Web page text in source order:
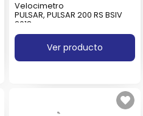
Velocimetro
PULSAR, PULSAR 200 RS BSIV
2018
Ver producto